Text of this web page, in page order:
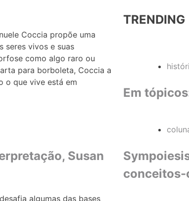
Coccia propõe uma
seres vivos e suas
como algo raro ou
para borboleta, Coccia a
o que vive está em
Susan
algumas das bases
TRENDING
Em
conceitos-